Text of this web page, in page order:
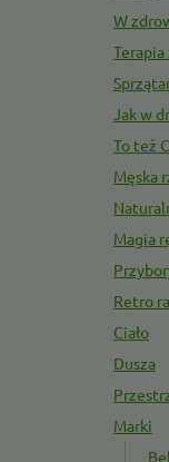
W
Terapia
Jak w
To też
Męska
Magia
Retro
Ciało
Dusza
Marki